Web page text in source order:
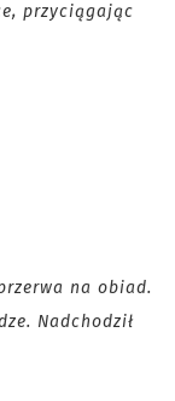
przyciągając
na obiad.
Nadchodził